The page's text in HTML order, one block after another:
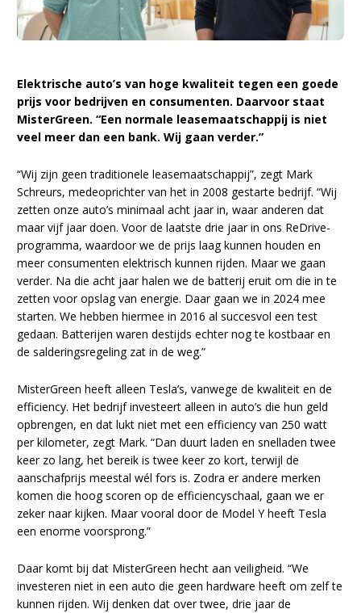
Elektrische auto’s van hoge kwaliteit tegen een goede
prijs voor bedrijven en consumenten. Daarvoor staat
MisterGreen. “Een normale leasemaatschappij is niet
veel meer dan een bank. Wij gaan verder.”
“Wij zijn geen traditionele leasemaatschappij”, zegt Mark
Schreurs, medeoprichter van het in 2008 gestarte bedrijf. “Wij
zetten onze auto’s minimaal acht jaar in, waar anderen dat
maar vijf jaar doen. Voor de laatste drie jaar in ons ReDrive-
programma, waardoor we de prijs laag kunnen houden en
meer consumenten elektrisch kunnen rijden. Maar we gaan
verder. Na die acht jaar halen we de batterij eruit om die in te
zetten voor opslag van energie. Daar gaan we in 2024 mee
starten. We hebben hiermee in 2016 al succesvol een test
gedaan. Batterijen waren destijds echter nog te kostbaar en
de salderingsregeling zat in de weg.”
MisterGreen heeft alleen Tesla’s, vanwege de kwaliteit en de
efficiency. Het bedrijf investeert alleen in auto’s die hun geld
opbrengen, en dat lukt niet met een efficiency van 250 watt
per kilometer, zegt Mark. “Dan duurt laden en snelladen twee
keer zo lang, het bereik is twee keer zo kort, terwijl de
aanschafprijs meestal wél fors is. Zodra er andere merken
komen die hoog scoren op de efficiencyschaal, gaan we er
zeker naar kijken. Maar vooral door de Model Y heeft Tesla
een enorme voorsprong.”
Daar komt bij dat MisterGreen hecht aan veiligheid. “We
investeren niet in een auto die geen hardware heeft om zelf te
kunnen rijden. Wij denken dat over twee, drie jaar de